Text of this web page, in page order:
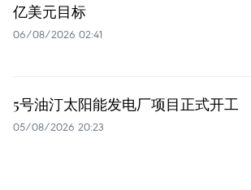
亿美元目标
06/08/2026 02:41
5号油汀太阳能发电厂项目正式开工
05/08/2026 20:23